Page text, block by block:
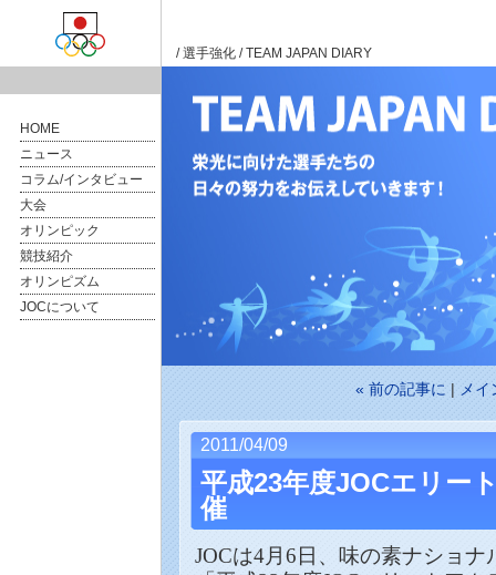
HOME
ニュース
コラム/インタビュー
大会
オリンピック
競技紹介
オリンピズム
JOCについて
/選手強化 / TEAM JAPAN DIARY
« 前の記事に | メイ
2011/04/09
平成23年度JOCエリー
催
JOCは4月 6 日、 味の素ナショナ